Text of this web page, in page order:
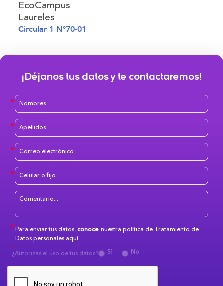
EcoCampus
Laureles
Circular 1 N°70-01
¡Déjanos tus datos y te contactaremos!
Para enviar tus datos,conoce nuestra política de Tratamiento de
Datos personales aquí
¿Autorizas el uso de tus datos?
Sí No